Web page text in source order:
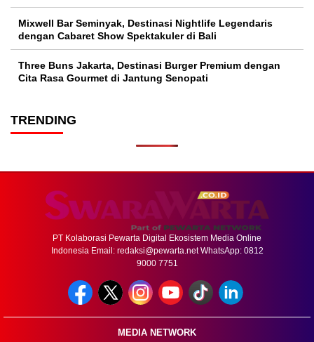
Mixwell Bar Seminyak, Destinasi Nightlife Legendaris
dengan Cabaret Show Spektakuler di Bali
Three Buns Jakarta, Destinasi Burger Premium dengan
Cita Rasa Gourmet di Jantung Senopati
TRENDING
PT Kolaborasi Pewarta Digital Ekosistem Media Online
Indonesia Email: redaksi@pewarta.netWhatsApp: 0812
9000 7751
MEDIA NETWORK